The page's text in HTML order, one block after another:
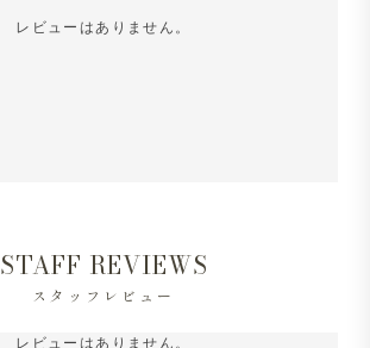
レビューはありません。
STAFF REVIEWS
スタッフレビュー
レビューはありません。